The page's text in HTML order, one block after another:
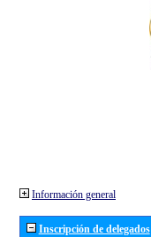
Información general
Inscripción de delegados